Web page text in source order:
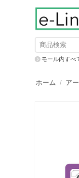
モール内すべ
ホーム / ア